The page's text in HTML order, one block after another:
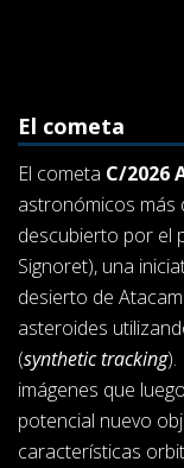
El cometa
El cometa C/2026
astronómicos más
descubierto por el
Signoret), una
desierto de
asteroides
(synthetic tracking).
imágenes que
potencial nuevo
características